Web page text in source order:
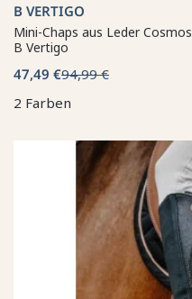
B VERTIGO
Mini-Chaps aus Leder Cosmos
B Vertigo
47,49 €94,99 €
2 Farben